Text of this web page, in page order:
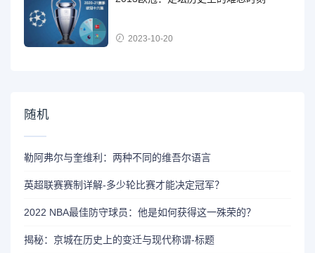
2023-10-20
随机
勒阿弗尔与奎维利：两种不同的维吾尔语言
英超联赛赛制详解-多少轮比赛才能决定冠军？
2022 NBA最佳防守球员：他是如何获得这一殊荣的？
揭秘：京城在历史上的变迁与现代称谓-标题